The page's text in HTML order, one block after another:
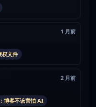
1 月前
权文件
2 月前
博客不该害怕 AI